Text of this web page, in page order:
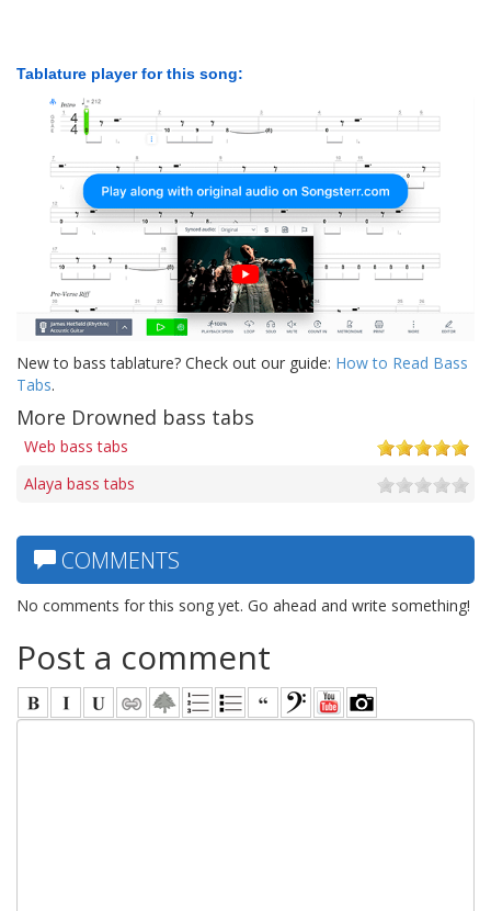
Tablature player for this song:
New to bass tablature? Check out our guide: How to Read Bass
Tabs.
More Drowned bass tabs
Web bass tabs
Alaya bass tabs
COMMENTS
No comments for this song yet. Go ahead and write something!
Post a comment